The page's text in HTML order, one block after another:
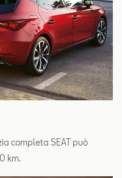
completa SEAT può
km.